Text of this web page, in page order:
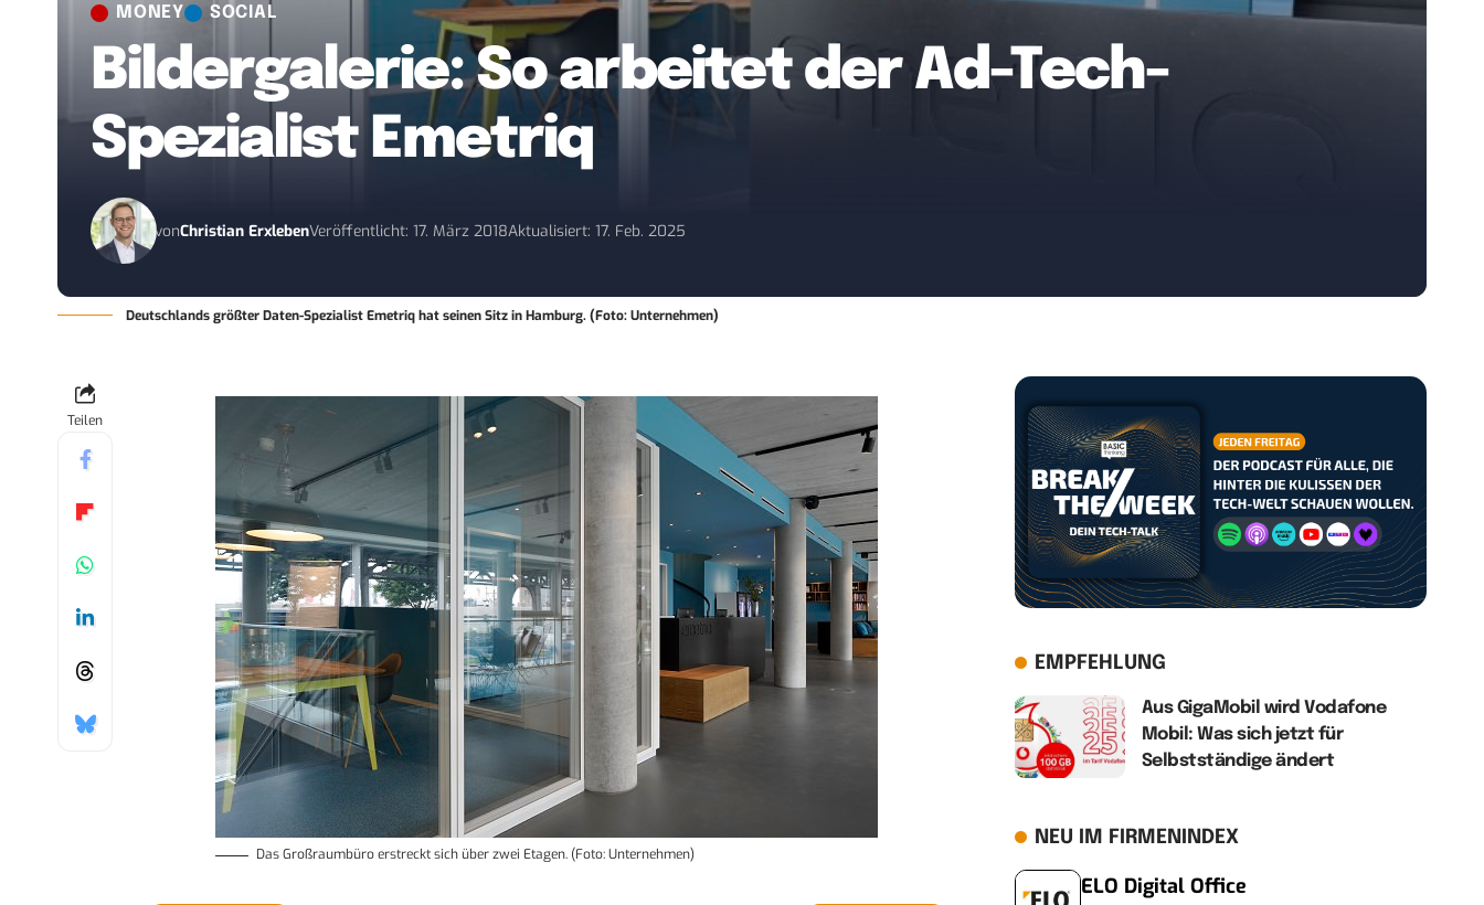
MONEY SOCIAL
Bildergalerie: So arbeitet der Ad-Tech-
Spezialist Emetriq
vonChristian ErxlebenVeröffentlicht: 17. März 2018Aktualisiert: 17. Feb. 2025
Deutschlands größter Daten-Spezialist Emetriq hat seinen Sitz in Hamburg. (Foto: Unternehmen)
Teilen
Das Großraumbüro erstreckt sich über zwei Etagen. (Foto: Unternehmen)
EMPFEHLUNG
Aus GigaMobil wird Vodafone
Mobil: Was sich jetzt für
Selbstständige ändert
NEU IM FIRMENINDEX
ELO Digital Office